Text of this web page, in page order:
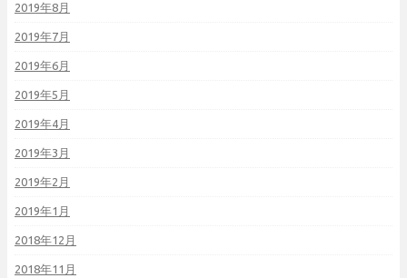
2019年8月
2019年7月
2019年6月
2019年5月
2019年4月
2019年3月
2019年2月
2019年1月
2018年12月
2018年11月